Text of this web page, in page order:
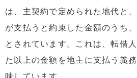
は、主契約で定められた地代と
が支払うと約束した金額のうち
とされています。これは、転借
た以上の金額を地主に支払う義
味しています。